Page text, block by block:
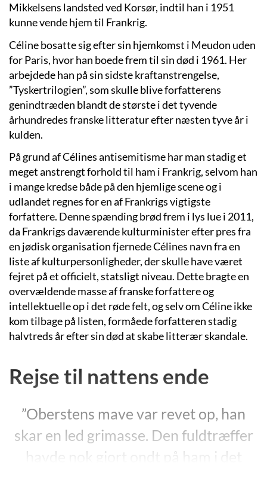
Mikkelsens landsted ved Korsør, indtil han i 1951
kunne vende hjem til Frankrig.
Céline bosatte sig efter sin hjemkomst i Meudon uden
for Paris, hvor han boede frem til sin død i 1961. Her
arbejdede han på sin sidste kraftanstrengelse,
”Tyskertrilogien”, som skulle blive forfatterens
genindtræden blandt de største i det tyvende
århundredes franske litteratur efter næsten tyve år i
kulden.
På grund af Célines antisemitisme har man stadig et
meget anstrengt forhold til ham i Frankrig, selvom han
i mange kredse både på den hjemlige scene og i
udlandet regnes for en af Frankrigs vigtigste
forfattere. Denne spænding brød frem i lys lue i 2011,
da Frankrigs daværende kulturminister efter pres fra
en jødisk organisation fjernede Célines navn fra en
liste af kulturpersonligheder, der skulle have været
fejret på et officielt, statsligt niveau. Dette bragte en
overvældende masse af franske forfattere og
intellektuelle op i det røde felt, og selv om Céline ikke
kom tilbage på listen, formåede forfatteren stadig
halvtreds år efter sin død at skabe litterær skandale.
Rejse til nattens ende
”Oberstens mave var revet op, han
skar en led grimasse. Den fuldtræffer
havde nok gjort ondt på ham i det